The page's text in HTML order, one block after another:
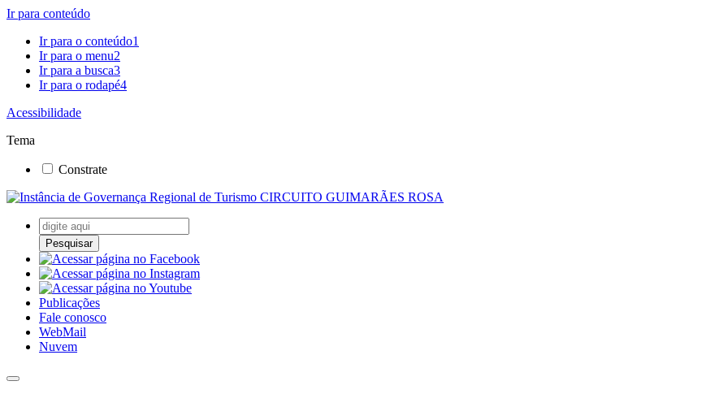
Ir para conteúdo
Ir para o conteúdo1
Ir para o menu2
Ir para a busca3
Ir para o rodapé4
Acessibilidade
Tema
Constrate
Pesquisar
Publicações
Fale conosco
WebMail
Nuvem